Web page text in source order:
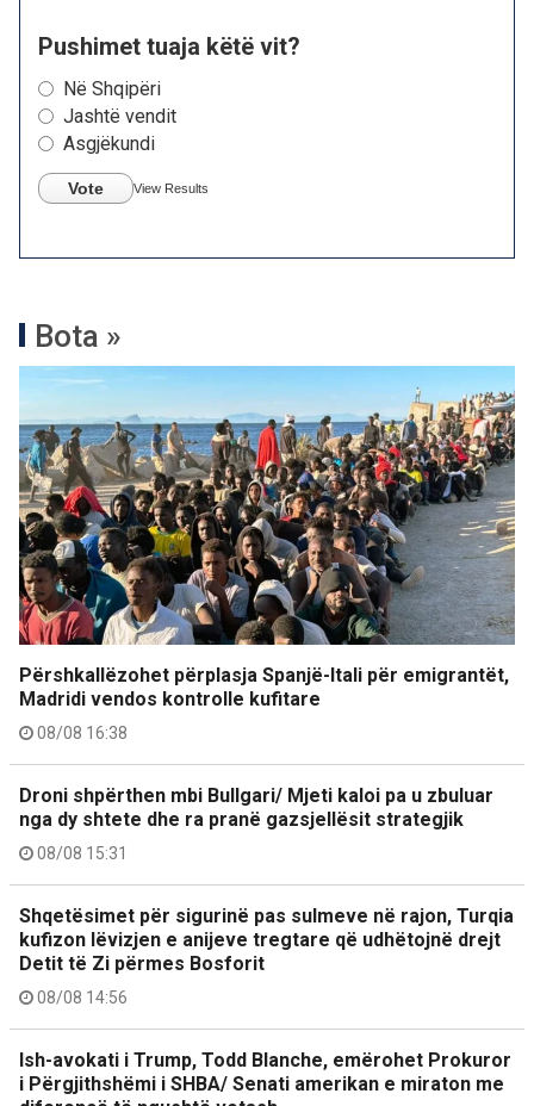
Pushimet tuaja këtë vit?
Në Shqipëri
Jashtë vendit
Asgjëkundi
Vote View Results
Bota »
Përshkallëzohet përplasja Spanjë-Itali për emigrantët,
Madridi vendos kontrolle kufitare
08/08 16:38
Droni shpërthen mbi Bullgari/ Mjeti kaloi pa u zbuluar
nga dy shtete dhe ra pranë gazsjellësit strategjik
08/08 15:31
Shqetësimet për sigurinë pas sulmeve në rajon, Turqia
kufizon lëvizjen e anijeve tregtare që udhëtojnë drejt
Detit të Zi përmes Bosforit
08/08 14:56
Ish-avokati i Trump, Todd Blanche, emërohet Prokuror
i Përgjithshëmi i SHBA/ Senati amerikan e miraton me